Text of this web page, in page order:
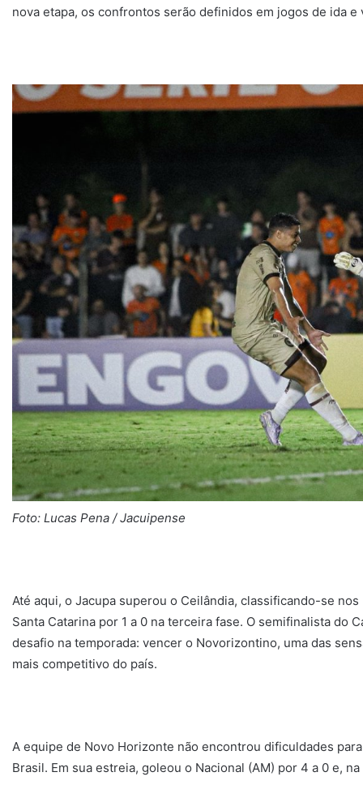
nova etapa, os confrontos serão definidos em jogos de ida e
Foto: Lucas Pena / Jacuipense
Até aqui, o Jacupa superou o Ceilândia, classificando-se
Santa Catarina por 1 a 0 na terceira fase. O semifinalista do
desafio na temporada: vencer o Novorizontino, uma das
mais competitivo do país.
A equipe de Novo Horizonte não encontrou dificuldades
Brasil. Em sua estreia, goleou o Nacional (AM) por 4 a 0 e,